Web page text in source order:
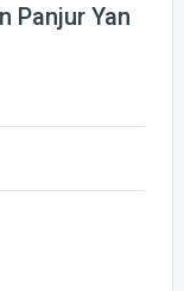
Panjur Yan